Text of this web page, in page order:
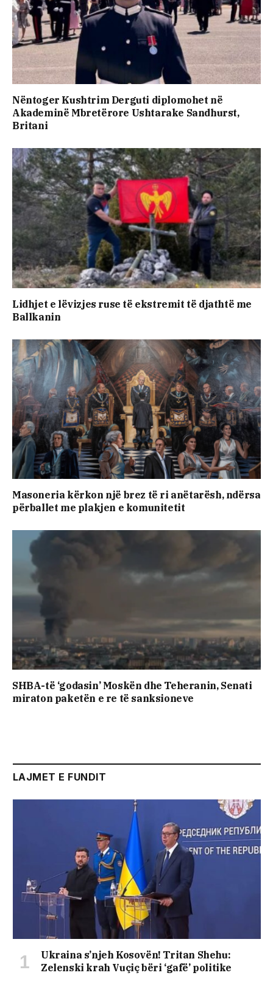
Nëntoger Kushtrim Derguti diplomohet në
Akademinë Mbretërore Ushtarake Sandhurst,
Britani
Lidhjet e lëvizjes ruse të ekstremit të djathtë me
Ballkanin
Masoneria kërkon një brez të ri anëtarësh, ndërsa
përballet me plakjen e komunitetit
SHBA-të ‘godasin’ Moskën dhe Teheranin, Senati
miraton paketën e re të sanksioneve
LAJMET E FUNDIT
Ukraina s’njeh Kosovën! Tritan Shehu:
Zelenski krah Vuçiç bëri ‘gafë’ politike